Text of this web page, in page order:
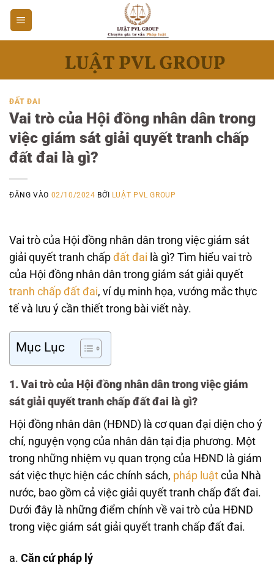
Bỏ
qua
nội
ĐẤT ĐAI
Vai trò của Hội đồng nhân dân trong
việc giám sát giải quyết tranh chấp
đất đai là gì?
ĐĂNG VÀO 02/10/2024 BỞI LUẬT PVL GROUP
Vai trò của Hội đồng nhân dân trong việc giám sát
giải quyết tranh chấp đất đai là gì? Tìm hiểu vai trò
của Hội đồng nhân dân trong giám sát giải quyết
tranh chấp đất đai, ví dụ minh họa, vướng mắc thực
tế và lưu ý cần thiết trong bài viết này.
Mục Lục
1. Vai trò của Hội đồng nhân dân trong việc giám
sát giải quyết tranh chấp đất đai là gì?
Hội đồng nhân dân (HĐND) là cơ quan đại diện cho ý
chí, nguyện vọng của nhân dân tại địa phương. Một
trong những nhiệm vụ quan trọng của HĐND là giám
sát việc thực hiện các chính sách, pháp luật của Nhà
nước, bao gồm cả việc giải quyết tranh chấp đất đai.
Dưới đây là những điểm chính về vai trò của HĐND
trong việc giám sát giải quyết tranh chấp đất đai.
a. Căn cứ pháp lý